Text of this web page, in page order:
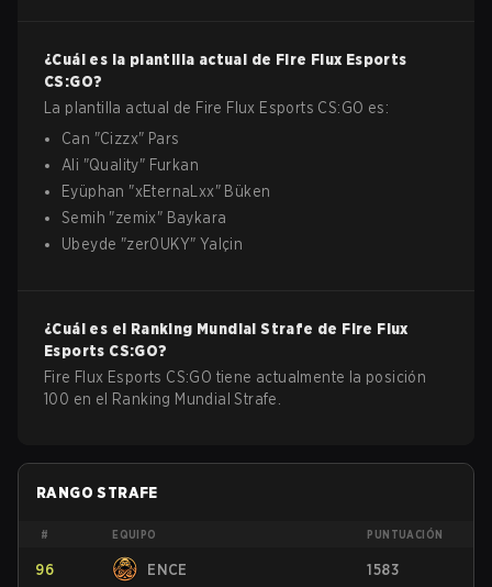
¿Cuál es la plantilla actual de Fire Flux Esports
CS:GO?
La plantilla actual de Fire Flux Esports CS:GO es:
Can "Cizzx" Pars
Ali "Quality" Furkan
Eyüphan "xEternaLxx" Büken
Semih "zemix" Baykara
Ubeyde "zer0UKY" Yalçin
¿Cuál es el Ranking Mundial Strafe de Fire Flux
Esports CS:GO?
Fire Flux Esports CS:GO tiene actualmente la posición
100 en el Ranking Mundial Strafe.
RANGO STRAFE
# EQUIPO PUNTUACIÓN
96 ENCE 1583